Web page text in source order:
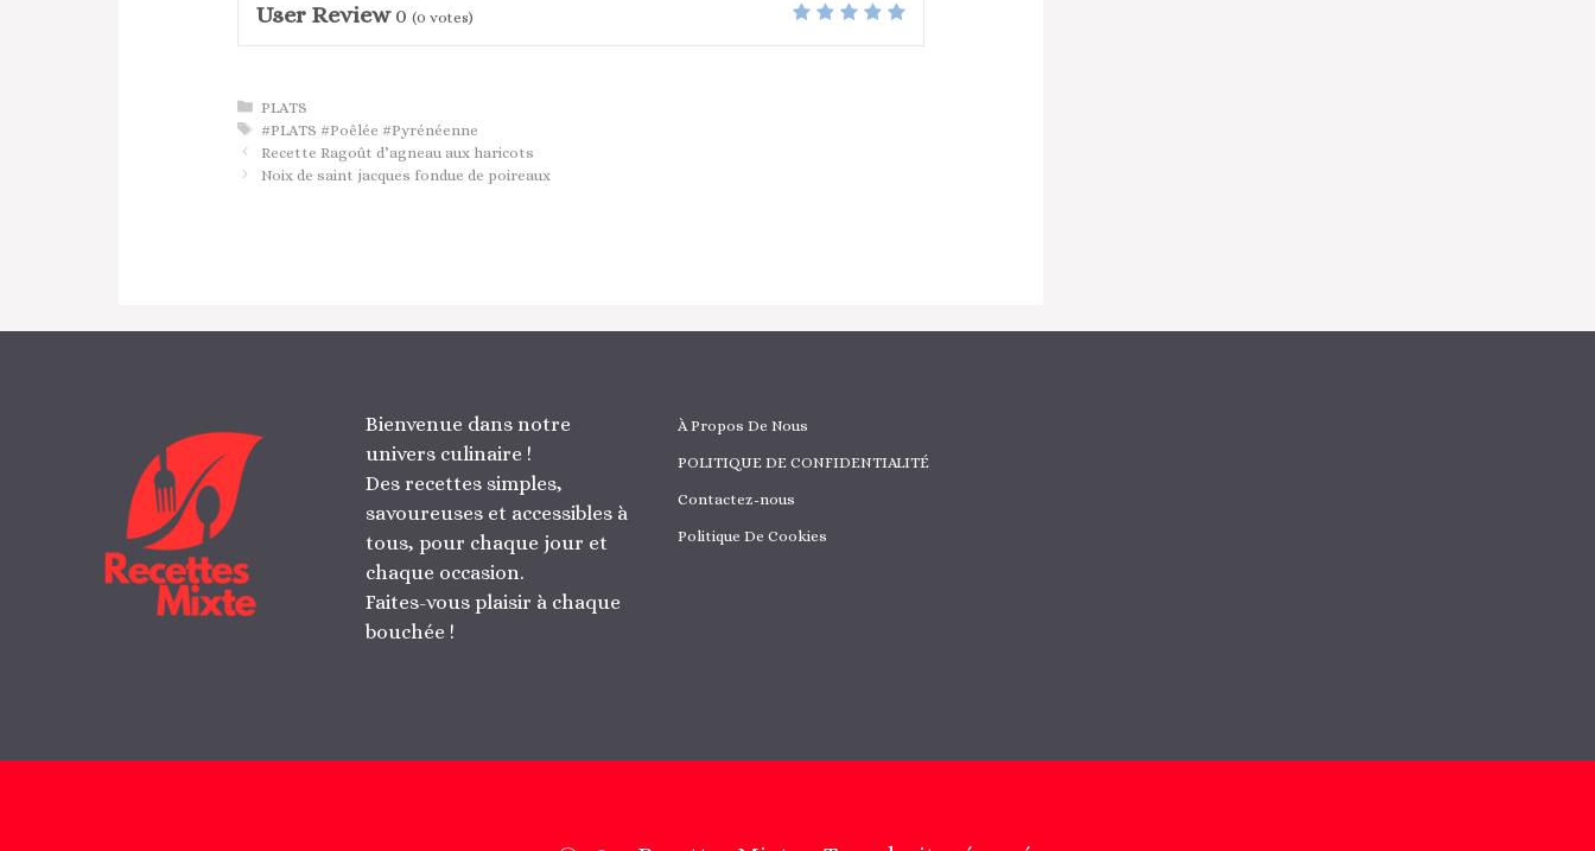
User Review 0 (0 votes)
Catégories
PLATS
Étiquettes
#PLATS #Poêlée #Pyrénéenne
Recette Ragoût d’agneau aux haricots
Noix de saint jacques fondue de poireaux
Bienvenue dans notre
univers culinaire !
Des recettes simples,
savoureuses et accessibles à
tous, pour chaque jour et
chaque occasion.
Faites-vous plaisir à chaque
bouchée !
À Propos De Nous
POLITIQUE DE CONFIDENTIALITÉ
Contactez-nous
Politique De Cookies